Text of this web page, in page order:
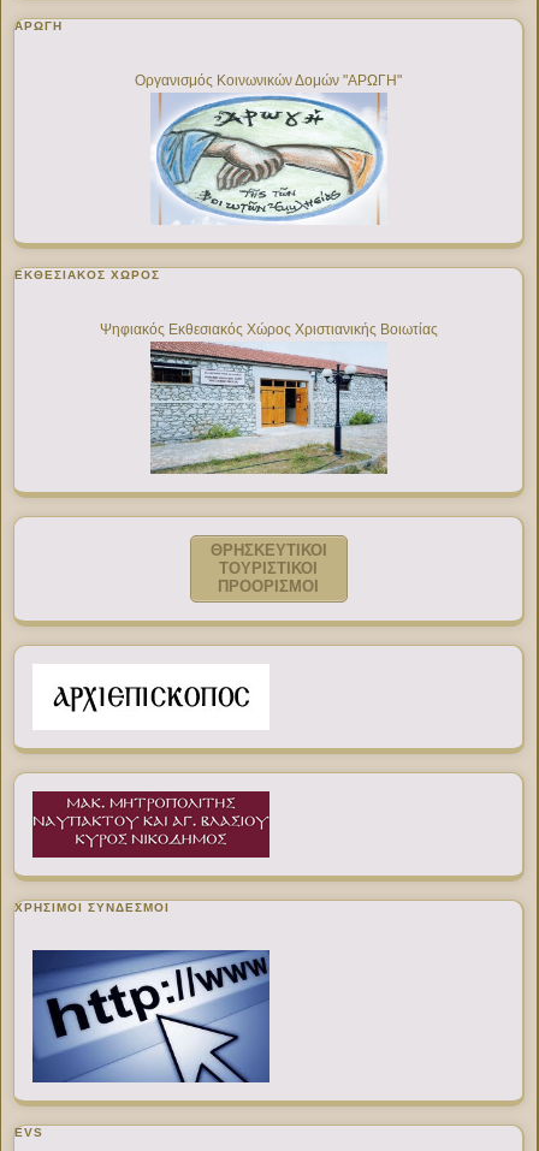
ΑΡΩΓΗ
Οργανισμός Κοινωνικών Δομών "ΑΡΩΓΗ"
ΕΚΘΕΣΙΑΚΌΣ ΧΏΡΟΣ
Ψηφιακός Εκθεσιακός Χώρος Χριστιανικής Βοιωτίας
ΘΡΗΣΚΕΥΤΙΚΟΙ
ΤΟΥΡΙΣΤΙΚΟΙ
ΠΡΟΟΡΙΣΜΟΙ
ΧΡΉΣΙΜΟΙ ΣΎΝΔΕΣΜΟΙ
EVS